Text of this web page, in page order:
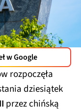
w Google
rozpoczęła
dziesiątek
przez chińską